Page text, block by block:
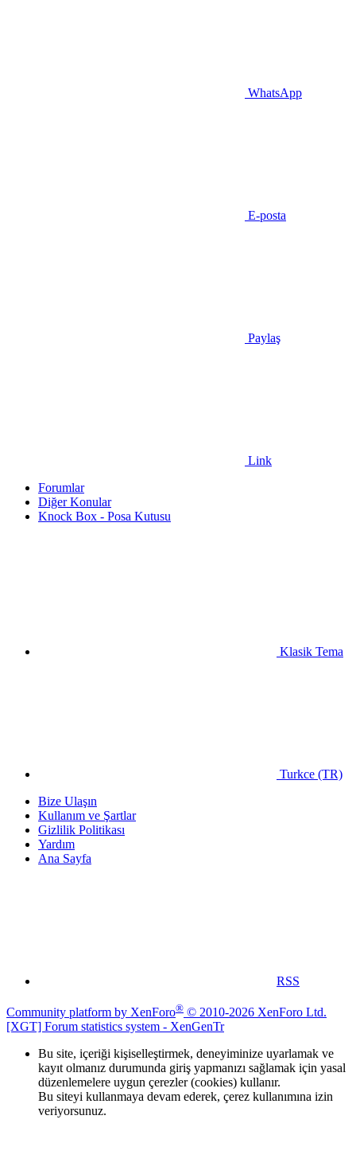
WhatsApp
E-posta
Paylaş
Link
Forumlar
Diğer Konular
Knock Box - Posa Kutusu
Klasik Tema
Turkce (TR)
Bize Ulaşın
Kullanım ve Şartlar
Gizlilik Politikası
Yardım
Ana Sayfa
RSS
Community platform by XenForo® © 2010-2026 XenForo Ltd.
[XGT] Forum statistics system - XenGenTr
Bu site, içeriği kişiselleştirmek, deneyiminize uyarlamak ve
kayıt olmanız durumunda giriş yapmanızı sağlamak için yasal
düzenlemelere uygun çerezler (cookies) kullanır.
Bu siteyi kullanmaya devam ederek, çerez kullanımına izin
veriyorsunuz.